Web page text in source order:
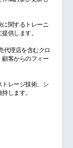
関するトレーニ
供します。
代理店を含むクロ
顧客からのフィー
レージ技術、シ
します。